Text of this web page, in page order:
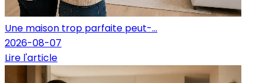
Une maison trop parfaite peut-...
2026-08-07
Lire l'article